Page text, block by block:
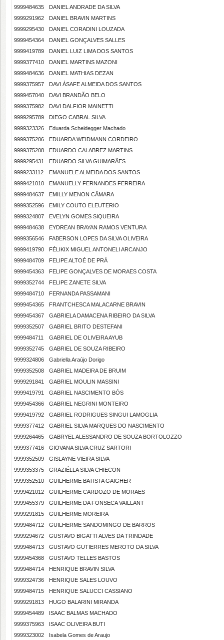
9999484635
DANIEL ANDRADE DA SILVA
9999291962
DANIEL BRAVIN MARTINS
9999295430
DANIEL CORADINI LOUZADA
9999454364
DANIEL GONÇALVES SALLES
9999419789
DANIEL LUIZ LIMA DOS SANTOS
9999377410
DANIEL MARTINS MAZONI
9999484636
DANIEL MATHIAS DEZAN
9999375957
DAVI ÁSAFE ALMEIDA DOS SANTOS
9999457040
DAVI BRANDÃO BELO
9999375982
DAVI DALFIOR MAINETTI
9999295789
DIEGO CABRAL SILVA
9999323326
Eduarda Scheidegger Machado
9999375206
EDUARDA WEIDMANN CORDEIRO
9999375208
EDUARDO CALABREZ MARTINS
9999295431
EDUARDO SILVA GUIMARÃES
9999233112
EMANUELE ALMEIDA DOS SANTOS
9999421010
EMANUELLY FERNANDES FERREIRA
9999484637
EMILLY MENON CÂMARA
9999352596
EMILY COUTO ELEUTERIO
9999324807
EVELYN GOMES SIQUEIRA
9999484638
EYDREAN BRAYAN RAMOS VENTURA
9999356546
FABERSON LOPES DA SILVA OLIVEIRA
9999419790
FÉLIKIX MIGUEL ANTONELI ARCANJO
9999484709
FELIPE ALTOÉ DE PRÁ
9999454363
FELIPE GONÇALVES DE MORAES COSTA
9999352744
FELIPE ZANETE SILVA
9999484710
FERNANDA PASSAMANI
9999454365
FRANTCHESCA MALACARNE BRAVIN
9999454367
GABRIELA DAMACENA RIBEIRO DA SILVA
9999352507
GABRIEL BRITO DESTEFANI
9999484711
GABRIEL DE OLIVEIRA AYUB
9999352745
GABRIEL DE SOUZA RIBEIRO
9999324806
Gabriella Araújo Dorigo
9999352508
GABRIEL MADEIRA DE BRUIM
9999291841
GABRIEL MOULIN MASSINI
9999419791
GABRIEL NASCIMENTO BÓS
9999454366
GABRIEL NEGRINI MONTEIRO
9999419792
GABRIEL RODRIGUES SINGUI LAMOGLIA
9999377412
GABRIEL SILVA MARQUES DO NASCIMENTO
9999264465
GABRYEL ALESSANDRO DE SOUZA BORTOLOZZO
9999377416
GIOVANA SILVA CRUZ SARTORI
9999352509
GISLAYNE VIEIRA SILVA
9999353375
GRAZIÉLLA SILVA CHIECON
9999352510
GUILHERME BATISTA GAIGHER
9999421012
GUILHERME CARDOZO DE MORAES
9999455379
GUILHERME DA FONSECA VAILLANT
9999291815
GUILHERME MOREIRA
9999484712
GUILHERME SANDOMINGO DE BARROS
9999294672
GUSTAVO BIGATTI ALVES DA TRINDADE
9999484713
GUSTAVO GUTIERRES MEROTO DA SILVA
9999454368
GUSTAVO TELLES BASTOS
9999484714
HENRIQUE BRAVIN SILVA
9999324736
HENRIQUE SALES LOUVO
9999484715
HENRIQUE SALUCCI CASSIANO
9999291813
HUGO BALARINI MIRANDA
9999454489
ISAAC BALMAS MACHADO
9999375963
ISAAC OLIVEIRA BUTI
9999323002
Isabela Gomes de Araujo